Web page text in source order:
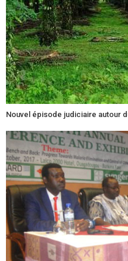
Nouvel épisode judiciaire autour